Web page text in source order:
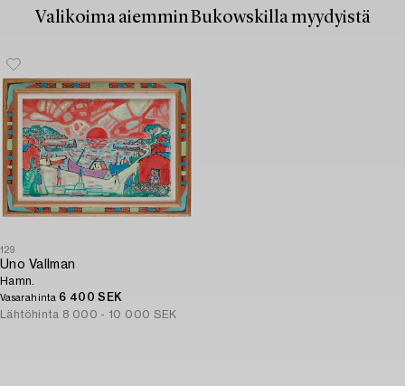
Valikoima aiemmin Bukowskilla myydyistä
129
Uno Vallman
Hamn.
Vasarahinta 6 400 SEK
Lähtöhinta 8 000 - 10 000 SEK